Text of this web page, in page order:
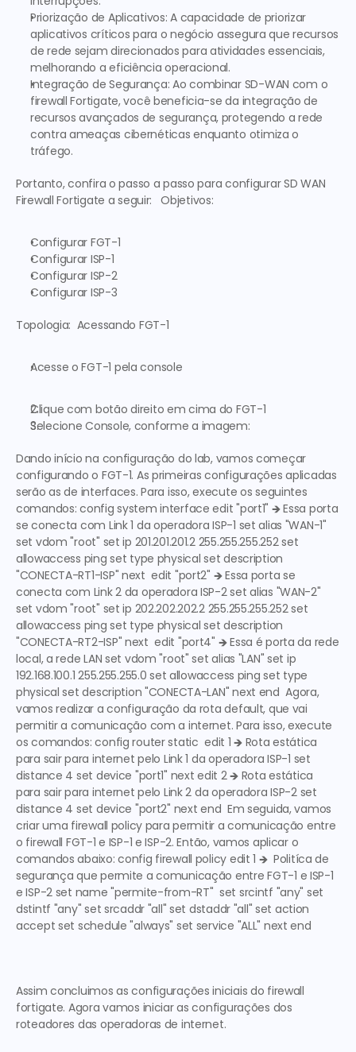
Priorização de Aplicativos: A capacidade de priorizar
aplicativos críticos para o negócio assegura que recursos
de rede sejam direcionados para atividades essenciais,
melhorando a eficiência operacional.
Integração de Segurança: Ao combinar SD-WAN com o
firewall Fortigate, você beneficia-se da integração de
recursos avançados de segurança, protegendo a rede
contra ameaças cibernéticas enquanto otimiza o
tráfego.
Portanto, confira o passo a passo para configurar SD WAN
Firewall Fortigate a seguir: Objetivos:
Configurar FGT-1
Configurar ISP-1
Configurar ISP-2
Configurar ISP-3
Topologia: Acessando FGT-1
Acesse o FGT-1 pela console
Clique com botão direito em cima do FGT-1
Selecione Console, conforme a imagem:
Dando início na configuração do lab, vamos começar
configurando o FGT-1. As primeiras configurações aplicadas
serão as de interfaces. Para isso, execute os seguintes
comandos: config system interface edit "port1" 🡺 Essa porta
se conecta com Link 1 da operadora ISP-1 set alias "WAN-1"
set vdom "root" set ip 201.201.201.2 255.255.255.252 set
allowaccess ping set type physical set description
"CONECTA-RT1-ISP" next  edit "port2" 🡺 Essa porta se
conecta com Link 2 da operadora ISP-2 set alias "WAN-2"
set vdom "root" set ip 202.202.202.2 255.255.255.252 set
allowaccess ping set type physical set description
"CONECTA-RT2-ISP" next  edit "port4" 🡺 Essa é porta da rede
local, a rede LAN set vdom "root" set alias "LAN" set ip
192.168.100.1 255.255.255.0 set allowaccess ping set type
physical set description "CONECTA-LAN" next end  Agora,
vamos realizar a configuração da rota default, que vai
permitir a comunicação com a internet. Para isso, execute
os comandos: config router static  edit 1 🡺 Rota estática
para sair para internet pelo Link 1 da operadora ISP-1 set
distance 4 set device "port1" next edit 2 🡺 Rota estática
para sair para internet pelo Link 2 da operadora ISP-2 set
distance 4 set device "port2" next end  Em seguida, vamos
criar uma firewall policy para permitir a comunicação entre
o firewall FGT-1 e ISP-1 e ISP-2. Então, vamos aplicar o
comandos abaixo: config firewall policy edit 1 🡺  Politíca de
segurança que permite a comunicação entre FGT-1 e ISP-1
e ISP-2 set name "permite-from-RT"  set srcintf "any" set
dstintf "any" set srcaddr "all" set dstaddr "all" set action
accept set schedule "always" set service "ALL" next end
Assim concluimos as configurações iniciais do firewall
fortigate. Agora vamos iniciar as configurações dos
roteadores das operadoras de internet.